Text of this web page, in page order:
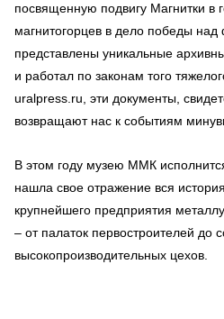
посвященную подвигу Магнитки в
магнитогорцев в дело победы
представлены уникальные
и работал по законам того
uralpress.ru, эти документы,
возвращают нас к событиям
В этом году музею ММК
нашла свое отражение вся
крупнейшего предприятия
– от палаток первостроителей до
высокопроизводительных цехов.